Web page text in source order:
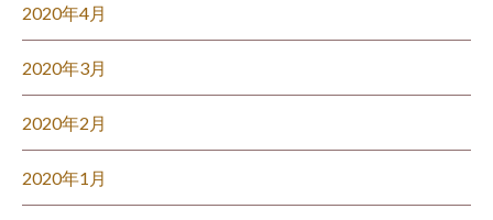
2020年4月
2020年3月
2020年2月
2020年1月